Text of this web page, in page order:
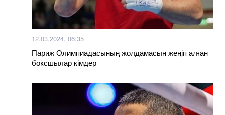
12.03.2024, 06:35
Париж Олимпиадасының жолдамасын жеңіп алған
боксшылар кімдер